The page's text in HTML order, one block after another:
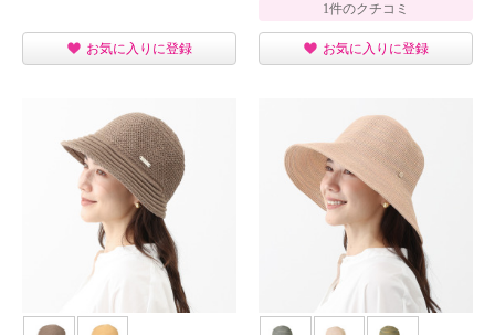
お気に入りに登録
1件のクチコミ
お気に入りに登録